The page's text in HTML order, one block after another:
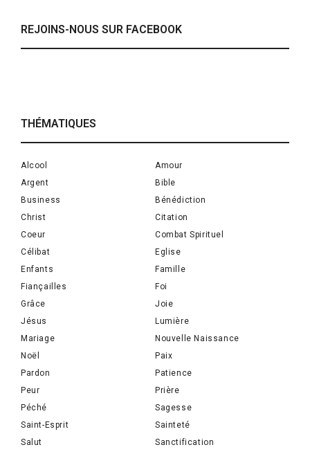
REJOINS-NOUS SUR FACEBOOK
THÉMATIQUES
Alcool
Amour
Argent
Bible
Business
Bénédiction
Christ
Citation
Coeur
Combat Spirituel
Célibat
Eglise
Enfants
Famille
Fiançailles
Foi
Grâce
Joie
Jésus
Lumière
Mariage
Nouvelle Naissance
Noël
Paix
Pardon
Patience
Peur
Prière
Péché
Sagesse
Saint-Esprit
Sainteté
Salut
Sanctification